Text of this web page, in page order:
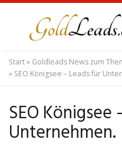
content
Start» Goldleads News zum
» SEO Königsee – Leads für
SEO
Unternehmen.